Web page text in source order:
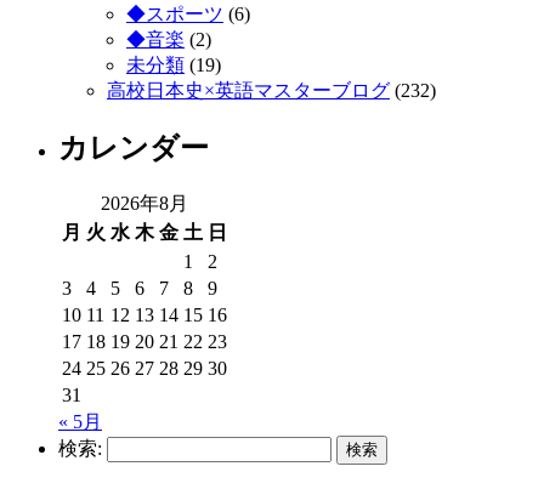
◆スポーツ (6)
◆音楽 (2)
未分類 (19)
高校日本史×英語マスターブログ (232)
カレンダー
2026年8月
月 火 水 木 金 土 日
1
2
3
4 5 6 7 8
9
10 11 12 13 14 15 16
17 18 19 20 21 22 23
24 25 26 27 28 29 30
31
« 5月
検索: